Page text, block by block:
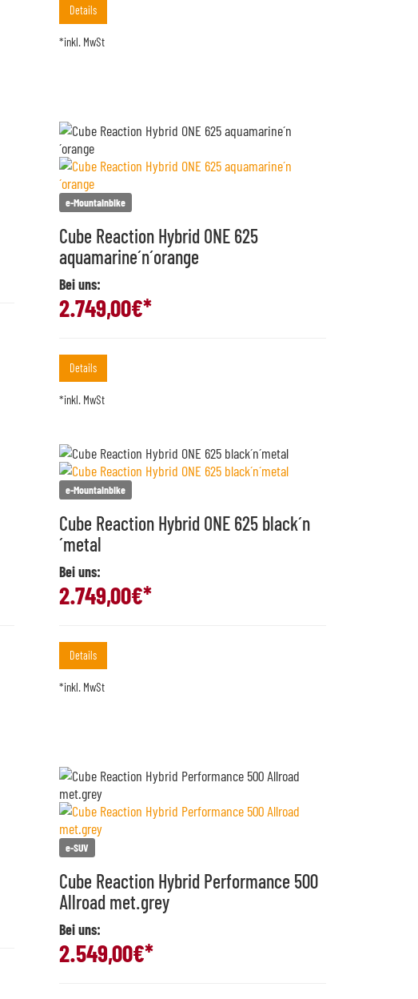
Details
*inkl. MwSt
e-Mountainbike
Cube Reaction Hybrid ONE 625
aquamarine´n´orange
Bei uns:
2.749,00€*
Details
*inkl. MwSt
e-Mountainbike
Cube Reaction Hybrid ONE 625 black´n
´metal
Bei uns:
2.749,00€*
Details
*inkl. MwSt
e-SUV
Cube Reaction Hybrid Performance 500
Allroad met.grey
Bei uns:
2.549,00€*